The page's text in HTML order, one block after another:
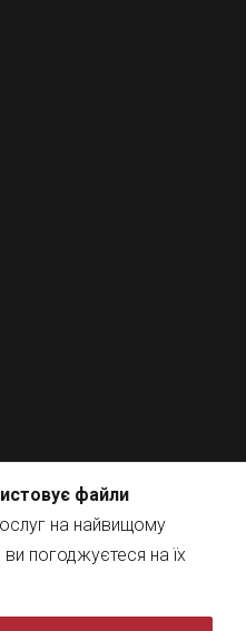
файли
на найвищому
ви погоджуєтеся на їх